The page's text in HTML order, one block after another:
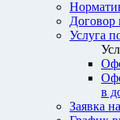
Договор
Услуга
в
Заявка